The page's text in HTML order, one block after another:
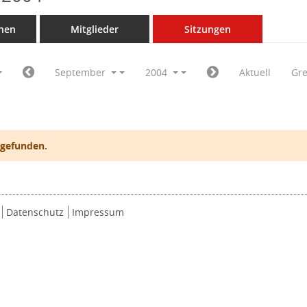
Mitglieder Sitzungen
September 2004 Aktuell
Datenschutz Impressum